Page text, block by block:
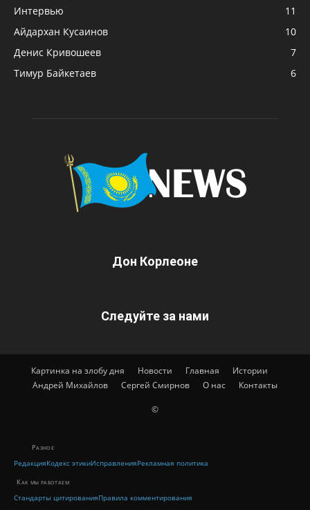
Интервью
11
Айдархан Кусаинов
10
Денис Кривошеев
7
Тимур Байкетаев
6
Дон Корлеоне
Следуйте за нами
Картинка на злобу дня Новости Главная
Истории
Андрей Михайлов
Сергей Смирнов О нас Контакты
©
Разное
РедакцияКодекс этикиИсправленияРекламная политика
Как мы работаем
Стандарты цитированияПравила комментирования